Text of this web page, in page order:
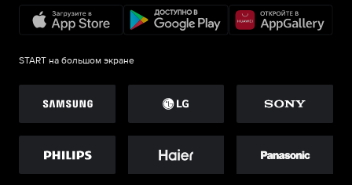
START на большом экране